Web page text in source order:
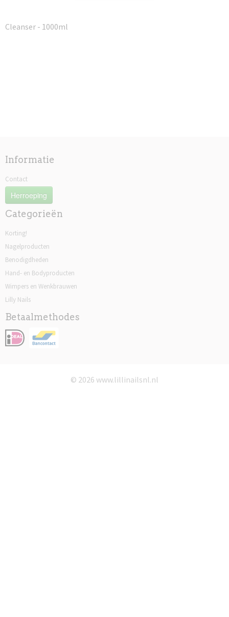
Cleanser - 1000ml
Informatie
Contact
Herroeping
Categorieën
Korting!
Nagelproducten
Benodigdheden
Hand- en Bodyproducten
Wimpers en Wenkbrauwen
Lilly Nails
Betaalmethodes
© 2026 www.lillinailsnl.nl